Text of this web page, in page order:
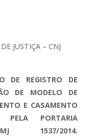
JUSTIÇA – CNJ
DE REGISTRO DE
DE MODELO DE
E CASAMENTO
PELA PORTARIA
MJ 1537/2014.